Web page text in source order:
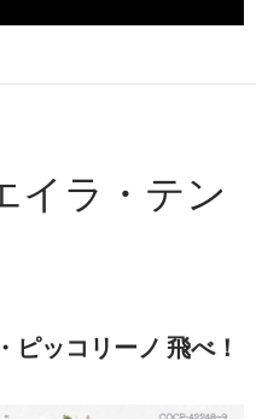
イラ・テン
ピッコリーノ 飛べ！